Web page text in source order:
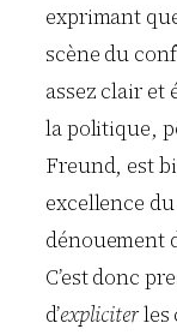
exprimant
scène du
assez clair et
la politique,
Freund, est
excellence
dénouement
C’est donc
d’expliciterles